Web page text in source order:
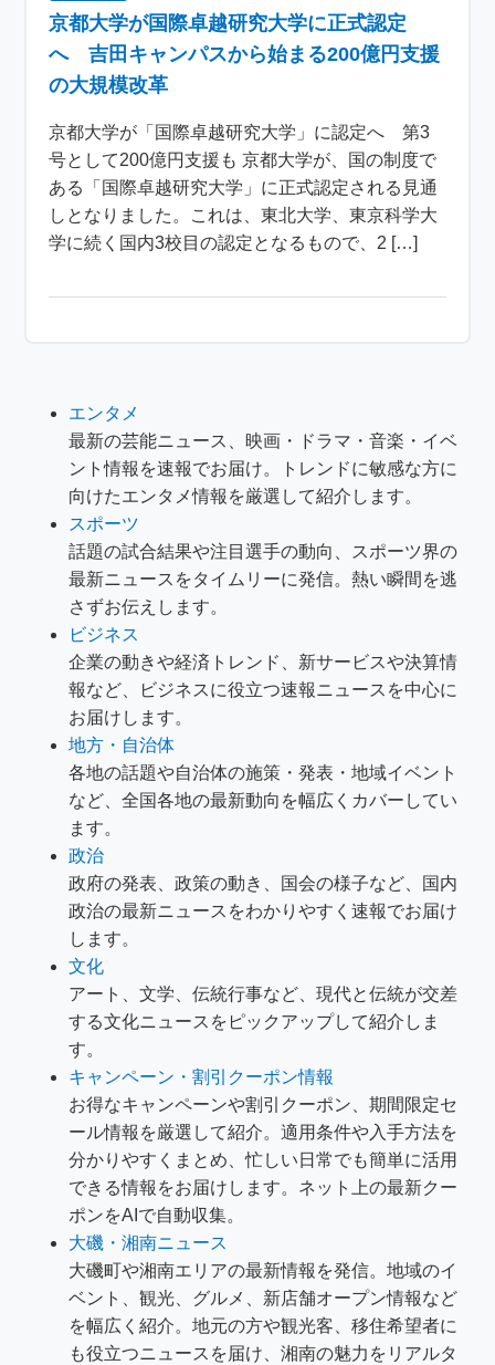
京都大学が国際卓越研究大学に正式認定
へ 吉田キャンパスから始まる200億円支援
の大規模改革
京都大学が「国際卓越研究大学」に認定へ 第3
号として200億円支援も 京都大学が、国の制度で
ある「国際卓越研究大学」に正式認定される見通
しとなりました。これは、東北大学、東京科学大
学に続く国内3校目の認定となるもので、2 […]
エンタメ
最新の芸能ニュース、映画・ドラマ・音楽・イベ
ント情報を速報でお届け。トレンドに敏感な方に
向けたエンタメ情報を厳選して紹介します。
スポーツ
話題の試合結果や注目選手の動向、スポーツ界の
最新ニュースをタイムリーに発信。熱い瞬間を逃
さずお伝えします。
ビジネス
企業の動きや経済トレンド、新サービスや決算情
報など、ビジネスに役立つ速報ニュースを中心に
お届けします。
地方・自治体
各地の話題や自治体の施策・発表・地域イベント
など、全国各地の最新動向を幅広くカバーしてい
ます。
政治
政府の発表、政策の動き、国会の様子など、国内
政治の最新ニュースをわかりやすく速報でお届け
します。
文化
アート、文学、伝統行事など、現代と伝統が交差
する文化ニュースをピックアップして紹介しま
す。
キャンペーン・割引クーポン情報
お得なキャンペーンや割引クーポン、期間限定セ
ール情報を厳選して紹介。適用条件や入手方法を
分かりやすくまとめ、忙しい日常でも簡単に活用
できる情報をお届けします。ネット上の最新クー
ポンをAIで自動収集。
大磯・湘南ニュース
大磯町や湘南エリアの最新情報を発信。地域のイ
ベント、観光、グルメ、新店舗オープン情報など
を幅広く紹介。地元の方や観光客、移住希望者に
も役立つニュースを届け、湘南の魅力をリアルタ